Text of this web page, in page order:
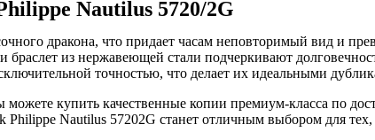
Nautilus 5720/2G
дракона, что придает часам неповторимый вид и
из нержавеющей стали подчеркивают
точностью, что делает их идеальными
можете купить качественные копии премиум-класса по
Nautilus 57202G станет отличным выбором для